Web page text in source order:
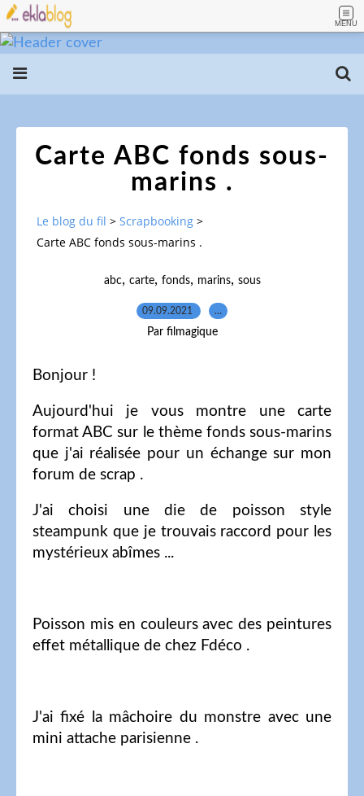
MENU
Carte ABC fonds sous-
marins .
Le blog du fil > Scrapbooking >
Carte ABC fonds sous-marins .
abc, carte, fonds, marins, sous
09.09.2021 …
Par filmagique
Bonjour !
Aujourd'hui je vous montre une carte
format ABC sur le thème fonds sous-marins
que j'ai réalisée pour un échange sur mon
forum de scrap .
J'ai choisi une die de poisson style
steampunk que je trouvais raccord pour les
mystérieux abîmes ...
Poisson mis en couleurs avec des peintures
effet métallique de chez Fdéco .
J'ai fixé la mâchoire du monstre avec une
mini attache parisienne .